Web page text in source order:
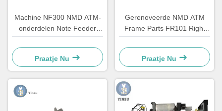
Machine NF300 NMD ATM-
onderdelen Note Feeder
A011261 Voor Kiosk Gaming
Machine
Praatje Nu
Gerenoveerde NMD ATM
Frame Parts FR101 Right
Glory Delarue Talaris
A006322
Praatje Nu